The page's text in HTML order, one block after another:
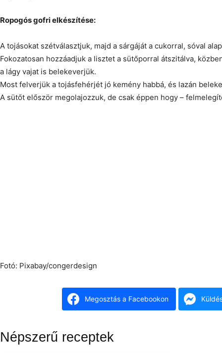
Ropogós gofri elkészítése:
A tojásokat szétválasztjuk, majd a sárgáját a cukorral, sóval
Fokozatosan hozzáadjuk a lisztet a sütőporral átszitálva,
a lágy vajat is belekeverjük.
Most felverjük a tojásfehérjét jó kemény habbá, és lazán
A sütőt először megolajozzuk, de csak éppen hogy –
Fotó: Pixabay/congerdesign
Megosztás a Facebookon
Népszerű receptek